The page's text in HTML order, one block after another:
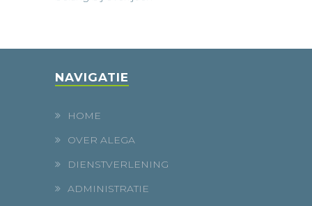
NAVIGATIE
HOME
OVER ALEGA
DIENSTVERLENING
ADMINISTRATIE